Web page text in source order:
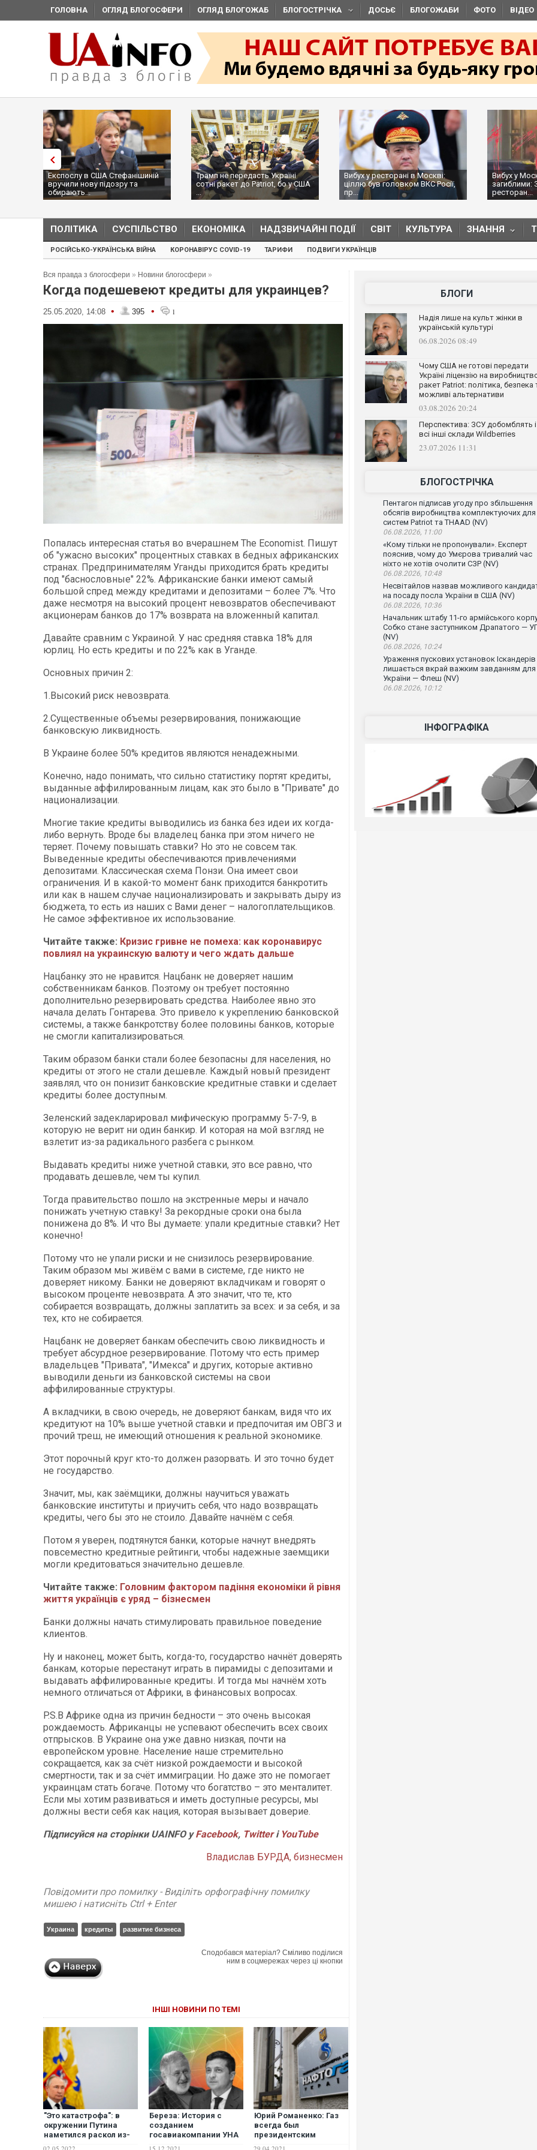
ГОЛОВНА ОГЛЯД БЛОГОСФЕРИ ОГЛЯД БЛОГОЖАБ БЛОГОСТРІЧКА ДОСЬЄ БЛОГОЖАБИ ФОТО ВІДЕО
Експослу в США Стефанішиній
вручили нову підозру та
обирають...
Трамп не передасть Україні
сотні ракет до Patriot, бо у США
...
Вибух у ресторані в Москві:
ціллю був головком ВКС Росії,
пр...
Вибух у
загиблими:
ресторан...
ПОЛІТИКА СУСПІЛЬСТВО ЕКОНОМІКА НАДЗВИЧАЙНІ ПОДІЇ СВІТ КУЛЬТУРА ЗНАННЯ
РОСІЙСЬКО-УКРАЇНСЬКА ВІЙНА КОРОНАВІРУС COVID-19 ТАРИФИ ПОДВИГИ УКРАЇНЦІВ
Вся правда з блогосфери » Новини блогосфери »
Когда подешевеют кредиты для украинцев?
25.05.2020, 14:08 • 395 • 1
Попалась интересная статья во вчерашнем The Economist. Пишут
об "ужасно высоких" процентных ставках в бедных африканских
странах. Предпринимателям Уганды приходится брать кредиты
под "баснословные" 22%. Африканские банки имеют самый
большой спред между кредитами и депозитами – более 7%. Что
даже несмотря на высокий процент невозвратов обеспечивают
акционерам банков до 17% возврата на вложенный капитал.
Давайте сравним с Украиной. У нас средняя ставка 18% для
юрлиц. Но есть кредиты и по 22% как в Уганде.
Основных причин 2:
1.Высокий риск невозврата.
2.Существенные объемы резервирования, понижающие
банковскую ликвидность.
В Украине более 50% кредитов являются ненадежными.
Конечно, надо понимать, что сильно статистику портят кредиты,
выданные аффилированным лицам, как это было в "Привате" до
национализации.
Многие такие кредиты выводились из банка без идеи их когда-
либо вернуть. Вроде бы владелец банка при этом ничего не
теряет. Почему повышать ставки? Но это не совсем так.
Выведенные кредиты обеспечиваются привлечениями
депозитами. Классическая схема Понзи. Она имеет свои
ограничения. И в какой-то момент банк приходится банкротить
или как в нашем случае национализировать и закрывать дыру из
бюджета, то есть из наших с Вами денег – налогоплательщиков.
Не самое эффективное их использование.
Читайте также: Кризис гривне не помеха: как коронавирус
повлиял на украинскую валюту и чего ждать дальше
Нацбанку это не нравится. Нацбанк не доверяет нашим
собственникам банков. Поэтому он требует постоянно
дополнительно резервировать средства. Наиболее явно это
начала делать Гонтарева. Это привело к укреплению банковской
системы, а также банкротству более половины банков, которые
не смогли капитализироваться.
Таким образом банки стали более безопасны для населения, но
кредиты от этого не стали дешевле. Каждый новый президент
заявлял, что он понизит банковские кредитные ставки и сделает
кредиты более доступным.
Зеленский задекларировал мифическую программу 5-7-9, в
которую не верит ни один банкир. И которая на мой взгляд не
взлетит из-за радикального разбега с рынком.
Выдавать кредиты ниже учетной ставки, это все равно, что
продавать дешевле, чем ты купил.
Тогда правительство пошло на экстренные меры и начало
понижать учетную ставку! За рекордные сроки она была
понижена до 8%. И что Вы думаете: упали кредитные ставки? Нет
конечно!
Потому что не упали риски и не снизилось резервирование.
Таким образом мы живём с вами в системе, где никто не
доверяет никому. Банки не доверяют вкладчикам и говорят о
высоком проценте невозврата. А это значит, что те, кто
собирается возвращать, должны заплатить за всех: и за себя, и за
тех, кто не собирается.
Нацбанк не доверяет банкам обеспечить свою ликвидность и
требует абсурдное резервирование. Потому что есть пример
владельцев "Привата", "Имекса" и других, которые активно
выводили деньги из банковской системы на свои
аффилированные структуры.
А вкладчики, в свою очередь, не доверяют банкам, видя что их
кредитуют на 10% выше учетной ставки и предпочитая им ОВГЗ и
прочий треш, не имеющий отношения к реальной экономике.
Этот порочный круг кто-то должен разорвать. И это точно будет
не государство.
Значит, мы, как заёмщики, должны научиться уважать
банковские институты и приучить себя, что надо возвращать
кредиты, чего бы это не стоило. Давайте начнём с себя.
Потом я уверен, подтянутся банки, которые начнут внедрять
повсеместно кредитные рейтинги, чтобы надежные заемщики
могли кредитоваться значительно дешевле.
Читайте также: Головним фактором падіння економіки й рівня
життя українців є уряд – бізнесмен​​​​​​​
Банки должны начать стимулировать правильное поведение
клиентов.
Ну и наконец, может быть, когда-то, государство начнёт доверять
банкам, которые перестанут играть в пирамиды с депозитами и
выдавать аффилированные кредиты. И тогда мы начнём хоть
немного отличаться от Африки, в финансовых вопросах.
P.S.В Африке одна из причин бедности – это очень высокая
рождаемость. Африканцы не успевают обеспечить всех своих
отпрысков. В Украине она уже давно низкая, почти на
европейском уровне. Население наше стремительно
сокращается, как за счёт низкой рождаемости и высокой
смертности, так и за счёт иммиграции. Но даже это не помогает
украинцам стать богаче. Потому что богатство – это менталитет.
Если мы хотим развиваться и иметь доступные ресурсы, мы
должны вести себя как нация, которая вызывает доверие.
Підписуйся на сторінки UAINFO уFacebook, Twitterі YouTube
Владислав БУРДА, бизнесмен
Повідомити про помилку - Виділіть орфографічну помилку
мишею і натисніть Ctrl + Enter
Украина кредиты развитие бизнеса
Сподобався матеріал? Сміливо поділися
ним в соцмережах через ці кнопки
ІНШІ НОВИНИ ПО ТЕМІ
"Это катастрофа": в
окружении Путина
наметился раскол из-
Береза: История с
созданием
госавиакомпании УНА
Юрий Романенко: Газ
всегда был
президентским
БЛОГИ
Надія лише на культ жінки в
українській культурі
06.08.2026 08:49
Чому США не готові передати
Україні ліцензію на
ракет Patriot: політика, безпека
можливі альтернативи
03.08.2026 20:24
Перспектива: ЗСУ добомблять і
всі інші склади Wildberries
23.07.2026 11:31
БЛОГОСТРІЧКА
Пентагон підписав угоду про збільшення
обсягів виробництва комплектуючих для
систем Patriot та THAAD (NV)
06.08.2026, 11:00
«Кому тільки не пропонували». Експерт
пояснив, чому до Умєрова тривалий час
ніхто не хотів очолити СЗР (NV)
06.08.2026, 10:48
Несвітайлов назвав можливого
на посаду посла України в США (NV)
06.08.2026, 10:36
Начальник штабу 11-го армійського
Собко стане заступником Драпатого —
(NV)
06.08.2026, 10:24
Ураження пускових установок Іскандерів
лишається вкрай важким завданням для
України — Флеш (NV)
06.08.2026, 10:12
ІНФОГРАФІКА